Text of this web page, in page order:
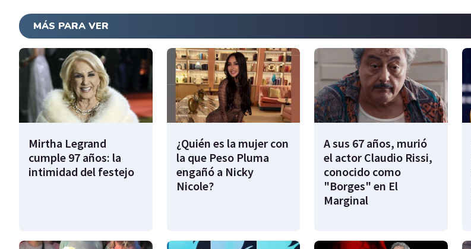
MÁS PARA VER
Mirtha Legrand
cumple 97 años: la
intimidad del festejo
¿Quién es la mujer con
la que Peso Pluma
engañó a Nicky
Nicole?
A sus 67 años, murió
el actor Claudio Rissi,
conocido como
"Borges" en El
Marginal